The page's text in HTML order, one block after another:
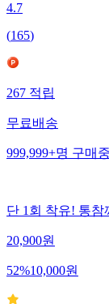
4.7
(165)
267 적립
무료배송
999,999+명 구매중
단 1회 착유! 통참
20,900원
52%10,000원